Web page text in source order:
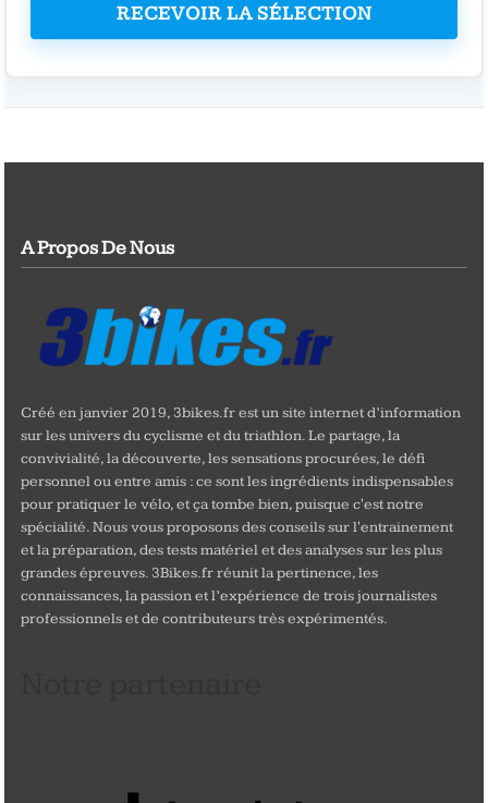
RECEVOIR LA SÉLECTION
A Propos De Nous
Créé en janvier 2019, 3bikes.fr est un site internet d’information
sur les univers du cyclisme et du triathlon. Le partage, la
convivialité, la découverte, les sensations procurées, le défi
personnel ou entre amis : ce sont les ingrédients indispensables
pour pratiquer le vélo, et ça tombe bien, puisque c'est notre
spécialité. Nous vous proposons des conseils sur l'entrainement
et la préparation, des tests matériel et des analyses sur les plus
grandes épreuves. 3Bikes.fr réunit la pertinence, les
connaissances, la passion et l’expérience de trois journalistes
professionnels et de contributeurs très expérimentés.